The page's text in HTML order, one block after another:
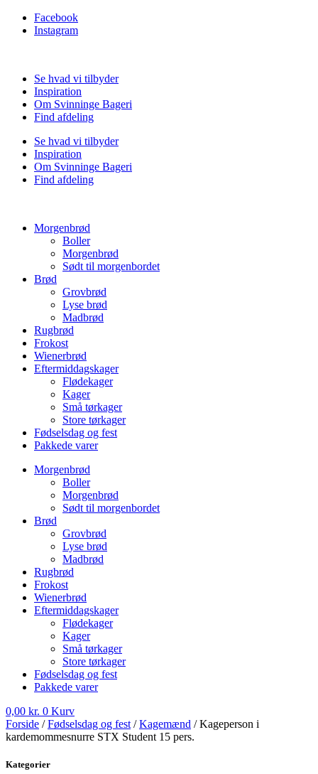
Facebook
Instagram
Se hvad vi tilbyder
Inspiration
Om Svinninge Bageri
Find afdeling
Se hvad vi tilbyder
Inspiration
Om Svinninge Bageri
Find afdeling
Morgenbrød
Boller
Morgenbrød
Sødt til morgenbordet
Brød
Grovbrød
Lyse brød
Madbrød
Rugbrød
Frokost
Wienerbrød
Eftermiddagskager
Flødekager
Kager
Små tørkager
Store tørkager
Fødselsdag og fest
Pakkede varer
Morgenbrød
Boller
Morgenbrød
Sødt til morgenbordet
Brød
Grovbrød
Lyse brød
Madbrød
Rugbrød
Frokost
Wienerbrød
Eftermiddagskager
Flødekager
Kager
Små tørkager
Store tørkager
Fødselsdag og fest
Pakkede varer
0,00 kr. 0 Kurv
Forside /Fødselsdag og fest /Kagemænd / Kageperson i
kardemommesnurre STX Student 15 pers.
Kategorier